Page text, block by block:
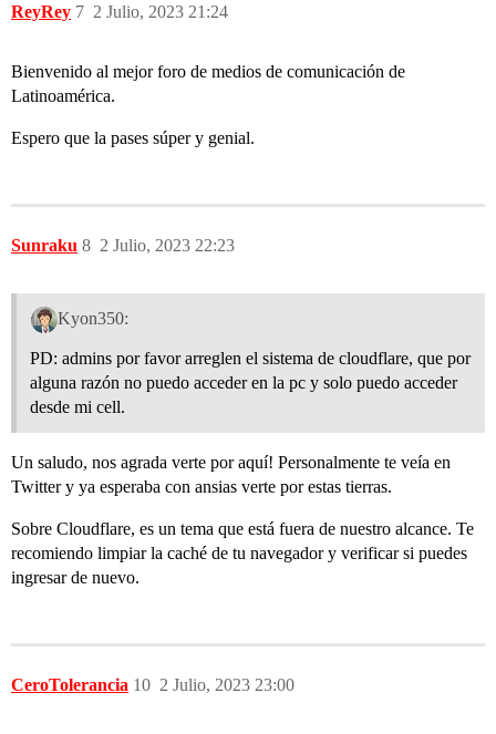
ReyRey 2 Julio, 2023 21:24
7
Bienvenido al mejor foro de medios de comunicación de
Latinoamérica.
Espero que la pases súper y genial.
Sunraku 2 Julio, 2023 22:23
8
Kyon350:
PD: admins por favor arreglen el sistema de cloudflare, que por
alguna razón no puedo acceder en la pc y solo puedo acceder
desde mi cell.
Un saludo, nos agrada verte por aquí! Personalmente te veía en
Twitter y ya esperaba con ansias verte por estas tierras.
Sobre Cloudflare, es un tema que está fuera de nuestro alcance. Te
recomiendo limpiar la caché de tu navegador y verificar si puedes
ingresar de nuevo.
CeroTolerancia 2 Julio, 2023 23:00
10